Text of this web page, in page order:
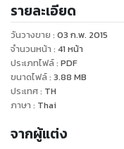
ผู้ป่วยที่นอนอยู่ กระตุ้นคว
เกี่ยวกับ
ชีวิตของผู้หญิงคนหนึ่งแล
รายละเอียด
วันวางขาย : 03 ก.พ. 2015
จำนวนหน้า : 41 หน้า
ประเภทไฟล์: PDF
ขนาดไฟล์: 3.88 MB
ประเทศ: TH
ภาษา : Thai
จากผู้แต่ง